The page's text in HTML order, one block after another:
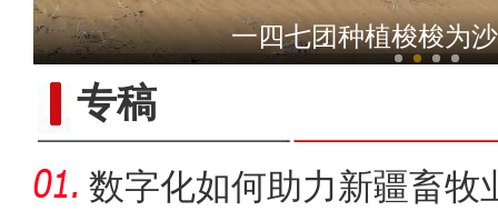
新疆昭苏：玉湖春雪
一四七团种植梭梭为
专稿
数字化如何助力新疆畜牧